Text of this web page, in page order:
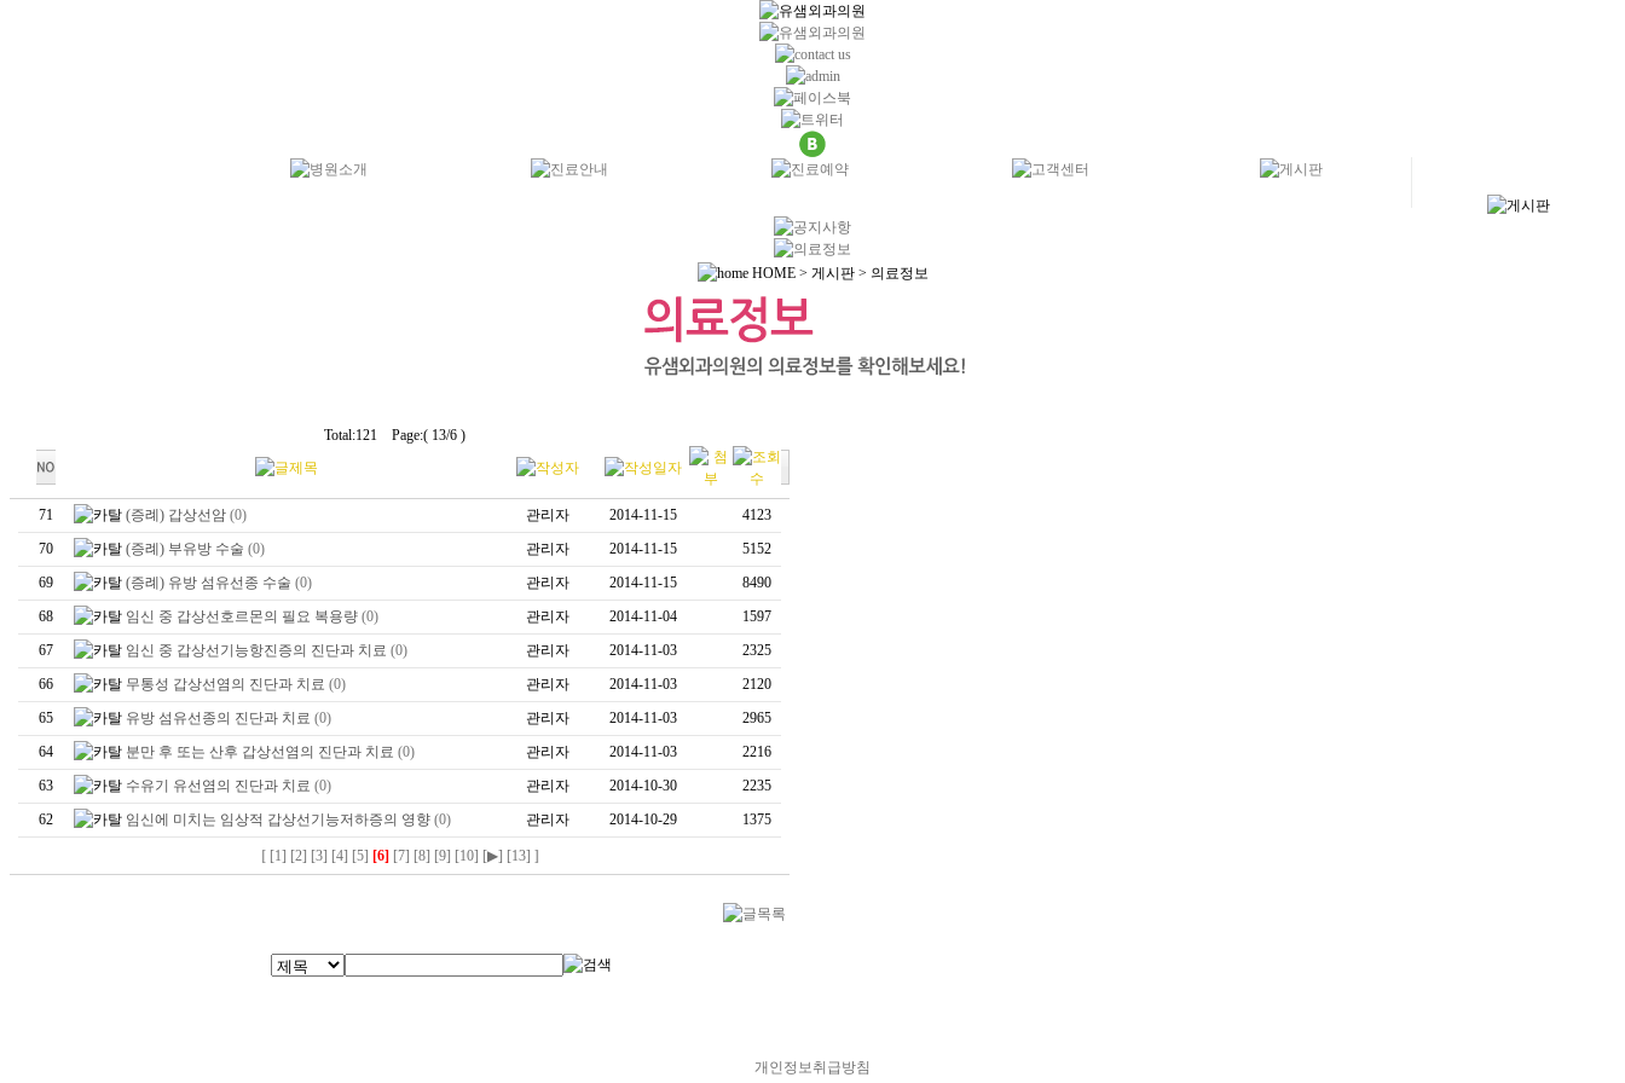
HOME > 게시판 > 의료정보
Total:121 Page:( 13/6 )
71 (증례) 갑상선암 (0) 관리자 2014-11-15
4123
70
(증례) 부유방 수술 (0) 관리자 2014-11-15
5152
69
(증례) 유방 섬유선종 수술 (0) 관리자 2014-11-15
8490
68
임신 중 갑상선호르몬의 필요 복용량 (0) 관리자 2014-11-04
1597
67
임신 중 갑상선기능항진증의 진단과 치료 (0) 관리자 2014-11-03
2325
66
무통성 갑상선염의 진단과 치료 (0) 관리자 2014-11-03
2120
65
유방 섬유선종의 진단과 치료 (0) 관리자 2014-11-03
2965
64
분만 후 또는 산후 갑상선염의 진단과 치료 (0) 관리자 2014-11-03
2216
63
수유기 유선염의 진단과 치료 (0) 관리자 2014-10-30
2235
62
임신에 미치는 임상적 갑상선기능저하증의 영향 (0) 관리자 2014-10-29 1375
[ [1] [2] [3] [4] [5] [6] [7] [8] [9] [10] [▶] [13] ]
개인정보취급방침